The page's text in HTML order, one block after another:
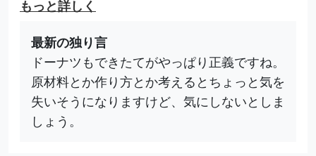
もっと詳しく
最新の独り言
ドーナツもできたてがやっぱり正義ですね。
原材料とか作り方とか考えるとちょっと気を
失いそうになりますけど、気にしないとしま
しょう。